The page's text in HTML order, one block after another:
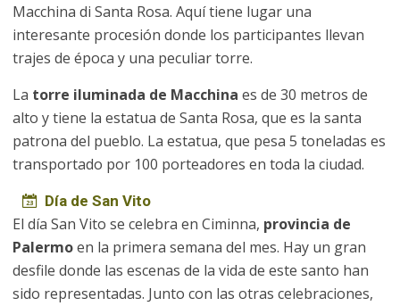
Macchina di Santa Rosa. Aquí tiene lugar una
interesante procesión donde los participantes llevan
trajes de época y una peculiar torre.
La torre iluminada de Macchina es de 30 metros de
alto y tiene la estatua de Santa Rosa, que es la santa
patrona del pueblo. La estatua, que pesa 5 toneladas es
transportado por 100 porteadores en toda la ciudad.
Día de San Vito
El día San Vito se celebra en Ciminna, provincia de
Palermoen la primera semana del mes. Hay un gran
desfile donde las escenas de la vida de este santo han
sido representadas. Junto con las otras celebraciones,